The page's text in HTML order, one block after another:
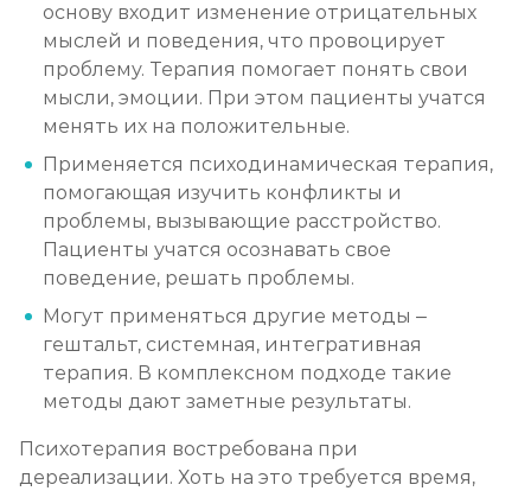
основу входит изменение отрицательных
мыслей и поведения, что провоцирует
проблему. Терапия помогает понять свои
мысли, эмоции. При этом пациенты учатся
менять их на положительные.
Применяется психодинамическая терапия,
помогающая изучить конфликты и
проблемы, вызывающие расстройство.
Пациенты учатся осознавать свое
поведение, решать проблемы.
Могут применяться другие методы –
гештальт, системная, интегративная
терапия. В комплексном подходе такие
методы дают заметные результаты.
Психотерапия востребована при
дереализации. Хоть на это требуется время,